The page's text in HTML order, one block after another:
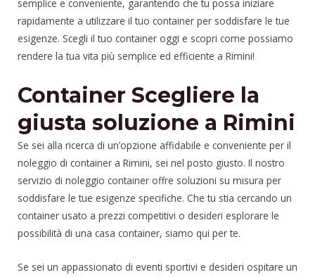
semplice e conveniente, garantendo che tu possa iniziare
rapidamente a utilizzare il tuo container per soddisfare le tue
esigenze. Scegli il tuo container oggi e scopri come possiamo
rendere la tua vita più semplice ed efficiente a Rimini!
Container Scegliere la
giusta soluzione a Rimini
Se sei alla ricerca di un’opzione affidabile e conveniente per il
noleggio di container a Rimini, sei nel posto giusto. Il nostro
servizio di noleggio container offre soluzioni su misura per
soddisfare le tue esigenze specifiche. Che tu stia cercando un
container usato a prezzi competitivi o desideri esplorare le
possibilità di una casa container, siamo qui per te.
Se sei un appassionato di eventi sportivi e desideri ospitare un